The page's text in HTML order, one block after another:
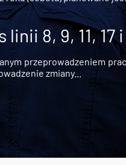
8, 9, 11, 17
przeprowadzeniem
zmiany...